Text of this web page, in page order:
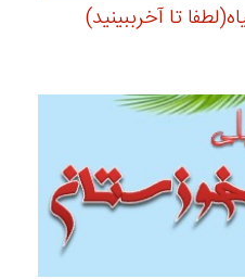
تا آخرببینید)